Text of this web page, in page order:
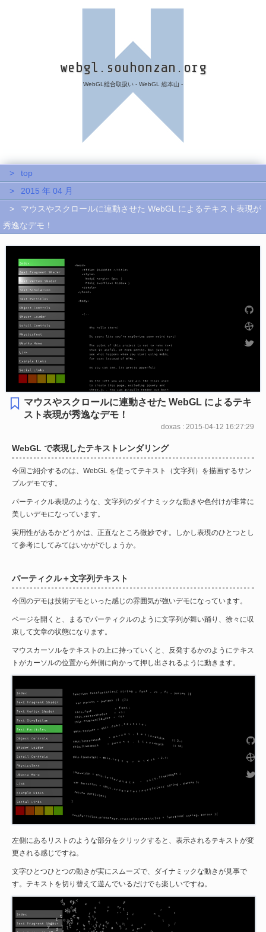
webgl.souhonzan.org
WebGL総合取扱い - WebGL 総本山 -
top
2015 年 04 月
マウスやスクロールに連動させた WebGL によるテキスト表現が
秀逸なデモ！
マウスやスクロールに連動させた WebGL によるテキ
スト表現が秀逸なデモ！
doxas : 2015-04-12 16:27:29
WebGL で表現したテキストレンダリング
今回ご紹介するのは、WebGL を使ってテキスト（文字列）を描画するサン
プルデモです。
パーティクル表現のような、文字列のダイナミックな動きや色付けが非常に
美しいデモになっています。
実用性があるかどうかは、正直なところ微妙です。しかし表現のひとつとし
て参考にしてみてはいかがでしょうか。
パーティクル＋文字列テキスト
今回のデモは技術デモといった感じの雰囲気が強いデモになっています。
ページを開くと、まるでパーティクルのように文字列が舞い踊り、徐々に収
束して文章の状態になります。
マウスカーソルをテキストの上に持っていくと、反発するかのようにテキス
トがカーソルの位置から外側に向かって押し出されるように動きます。
左側にあるリストのような部分をクリックすると、表示されるテキストが変
更される感じですね。
文字ひとつひとつの動きが実にスムーズで、ダイナミックな動きが見事で
す。テキストを切り替えて遊んでいるだけでも楽しいですね。